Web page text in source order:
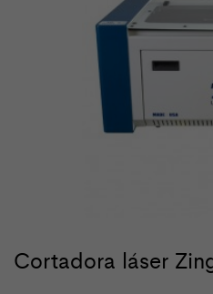
Cortadora láser